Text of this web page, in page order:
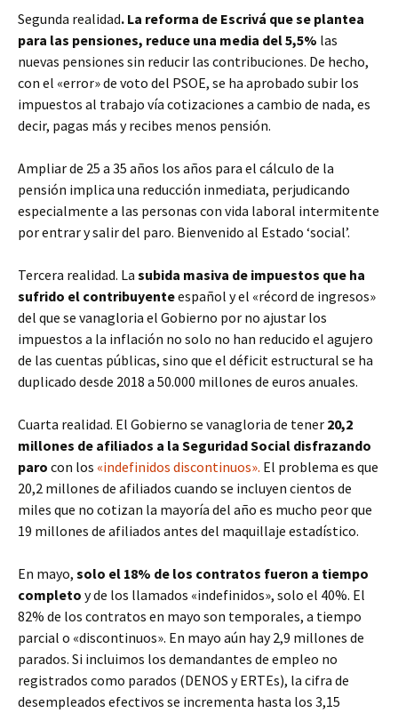
Segunda realidad. La reforma de Escrivá que se plantea
para las pensiones, reduce una media del 5,5% las
nuevas pensiones sin reducir las contribuciones. De hecho,
con el «error» de voto del PSOE, se ha aprobado subir los
impuestos al trabajo vía cotizaciones a cambio de nada, es
decir, pagas más y recibes menos pensión.
Ampliar de 25 a 35 años los años para el cálculo de la
pensión implica una reducción inmediata, perjudicando
especialmente a las personas con vida laboral intermitente
por entrar y salir del paro. Bienvenido al Estado ‘social’.
Tercera realidad. La subida masiva de impuestos que ha
sufrido el contribuyenteespañol y el «récord de ingresos»
del que se vanagloria el Gobierno por no ajustar los
impuestos a la inflación no solo no han reducido el agujero
de las cuentas públicas, sino que el déficit estructural se ha
duplicado desde 2018 a 50.000 millones de euros anuales.
Cuarta realidad. El Gobierno se vanagloria de tener 20,2
millones de afiliados a la Seguridad Social disfrazando
paro con los «indefinidos discontinuos». El problema es que
20,2 millones de afiliados cuando se incluyen cientos de
miles que no cotizan la mayoría del año es mucho peor que
19 millones de afiliados antes del maquillaje estadístico.
En mayo, solo el 18% de los contratos fueron a tiempo
completo y de los llamados «indefinidos», solo el 40%. El
82% de los contratos en mayo son temporales, a tiempo
parcial o «discontinuos». En mayo aún hay 2,9 millones de
parados. Si incluimos los demandantes de empleo no
registrados como parados (DENOS y ERTEs), la cifra de
desempleados efectivos se incrementa hasta los 3,15